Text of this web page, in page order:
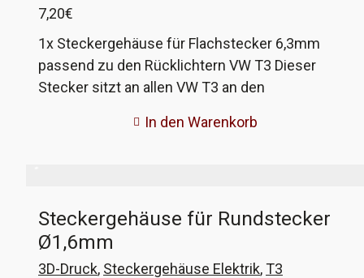
der Schalterrückseite geprägt ist. VW-
Vergleichsnummer 161 941 767
7,20€
1x Steckergehäuse für Flachstecker 6,3mm
passend zu den Rücklichtern VW T3 Dieser
Stecker sitzt an allen VW T3 an den
er im Audi 80 B2 und Audi 100/200 C2
Stecker von uns, anders als im Original,
zweiteilig hergestellt. Das hat keinerlei Einfluß
auf die Funktion. VW-Vergleichsnummer 431
In den Warenkorb
Steckergehäuse für Rundstecker
Ø1,6mm
3D-Druck, Steckergehäuse Elektrik,T3